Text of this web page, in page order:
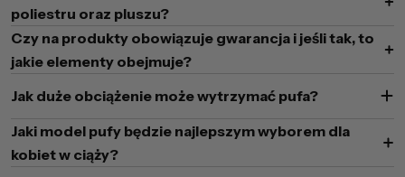
poliestru oraz pluszu?
Czy na produkty obowiązuje gwarancja i jeśli tak, to
jakie elementy obejmuje?
Jak duże obciążenie może wytrzymać pufa?
Jaki model pufy będzie najlepszym wyborem dla
kobiet w ciąży?